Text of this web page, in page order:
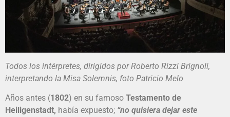
Todos los intérpretes, dirigidos por Roberto Rizzi Brignoli,
interpretando la Misa Solemnis, foto Patricio Melo
Años antes (1802) en su famoso Testamento de
Heiligenstadt, había expuesto; “no quisiera dejar este